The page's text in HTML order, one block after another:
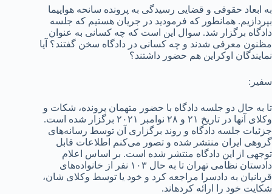
به ابعاد حقوقی و قضایی رسیدگی به پرونده سانحه هواپیما
بپردازیم. همانطور که فرمودید در جریان هستیم که جلسه
دادگاه برگزار شد. سوال این است که چه کسانی به عنوان
مظنون معرفی شدند و چه کسانی در دادگاه سخن گفتند؟ آیا
نمایندگان اوکراین هم حضور داشتند؟
سفیر:
تا به حال دو جلسه دادگاه با حضور متهمان پرونده، شکات و
وکلای آنها در تاریخ ۲۱ و ۲۸ نوامبر ۲۰۲۱ برگزار شده است.
جزئیات جلسه دادگاه و روند برگزاری آن توسط رسانه‌های
گروهی ایران منتشر شده و تصور می‌کنم اطلاعات قابل
توجهی از این دادگاه منتشر شده است. بر اساس اعلام
دادستان نظامی تهران تا به حال ۱۰۳ نفر از خانواده‌های
قربانیان به دادسرا مراجعه کرد و خود یا توسط وکلای شان،
شکایت خود را ارائه کرده­اند.